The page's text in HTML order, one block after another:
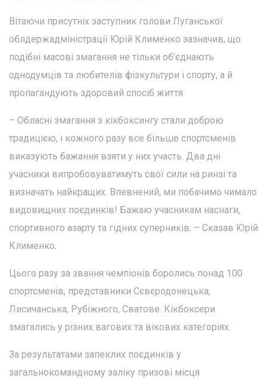
Вітаючи присутніх заступник голови Луганської
облдержадміністрації Юрій Клименко зазначив, що
подібні масові змагання не тільки об’єднають
однодумців та любителів фізкультури і спорту, а й
пропагандують здоровий спосіб життя.
– Обласні змагання з кікбоксингу стали доброю
традицією, і кожного разу все більше спортсменів
виказують бажання взяти у них участь. Два дні
учасники випробовуватимуть свої сили на ринзі та
визначать найкращих. Впевнений, ми побачимо чимало
видовищних поєдинків! Бажаю учасникам наснаги,
спортивного азарту та гідних суперників. – Сказав Юрій
Клименко.
Цього разу за звання чемпіонів боролись понад 100
спортсменів, представники Сєвєродонецька,
Лисичанська, Рубіжного, Сватове. Кікбоксери
змагались у різних вагових та вікових категоріях.
За результатами запеклих поєдинків у
загальнокомандному заліку призові місця